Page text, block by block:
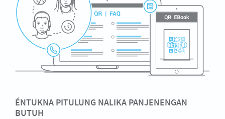
ÉNTUKNA PITULUNG NALIKA PANJENENGAN
BUTUH